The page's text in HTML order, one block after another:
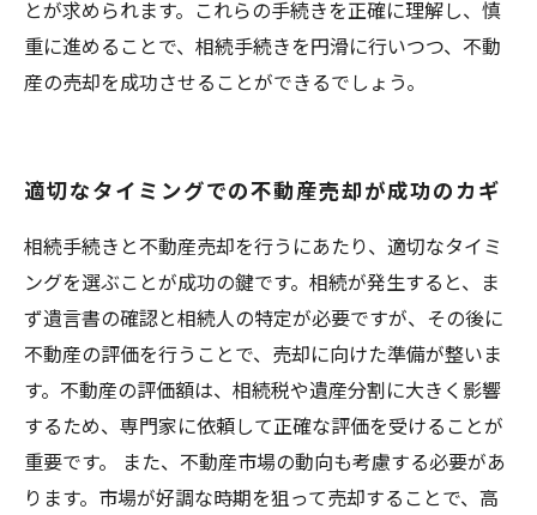
とが求められます。これらの手続きを正確に理解し、慎
重に進めることで、相続手続きを円滑に行いつつ、不動
産の売却を成功させることができるでしょう。
適切なタイミングでの不動産売却が成功のカギ
相続手続きと不動産売却を行うにあたり、適切なタイミ
ングを選ぶことが成功の鍵です。相続が発生すると、ま
ず遺言書の確認と相続人の特定が必要ですが、その後に
不動産の評価を行うことで、売却に向けた準備が整いま
す。不動産の評価額は、相続税や遺産分割に大きく影響
するため、専門家に依頼して正確な評価を受けることが
重要です。 また、不動産市場の動向も考慮する必要があ
ります。市場が好調な時期を狙って売却することで、高